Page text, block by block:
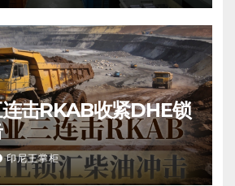
击RKAB收紧DHE锁
印尼王掌柜